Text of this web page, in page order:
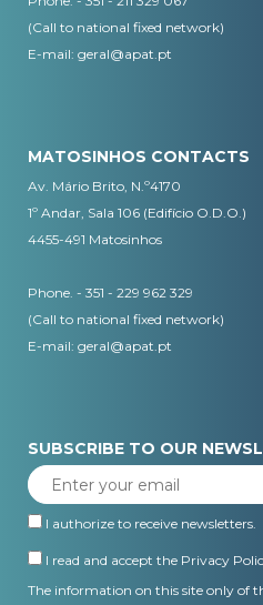
(Call to national fixed network)
​E-mail: geral@apat.pt
MATOSINHOS CONTACTS
Av. Mário Brito, N.º4170
1º Andar, Sala 106 (Edifício O.D.O.)
4455-491 Matosinhos
Phone. - 351 - 229 962 329
(Call to national fixed network)
E-mail: geral@apat.pt
SUBSCRIBE TO OUR
I authorize to receive newsletters.
I read and accept the Privacy
The information on this site only of